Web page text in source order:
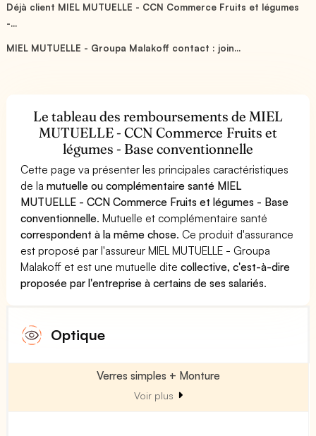
Déjà client MIEL MUTUELLE - CCN Commerce Fruits et légumes
-...
MIEL MUTUELLE - Groupa Malakoff contact : join...
Le tableau des remboursements de MIEL
MUTUELLE - CCN Commerce Fruits et
légumes - Base conventionnelle
Cette page va présenter les principales caractéristiques
de lamutuelle ou complémentaire santé MIEL
MUTUELLE - CCN Commerce Fruits et légumes - Base
conventionnelle. Mutuelle et complémentaire santé
correspondent à la même chose. Ce produit d'assurance
est proposé par l'assureur MIEL MUTUELLE - Groupa
Malakoff et est une mutuelle ditecollective, c'est-à-dire
proposée par l'entreprise à certains de ses salariés.
Optique
Verres simples + Monture
Voir plus